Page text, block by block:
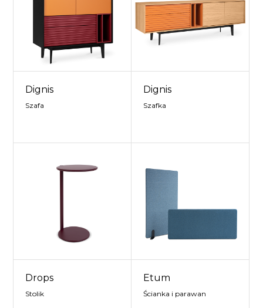
Dignis
Szafa
Dignis
Szafka
Drops
Stolik
Etum
Ścianka i parawan